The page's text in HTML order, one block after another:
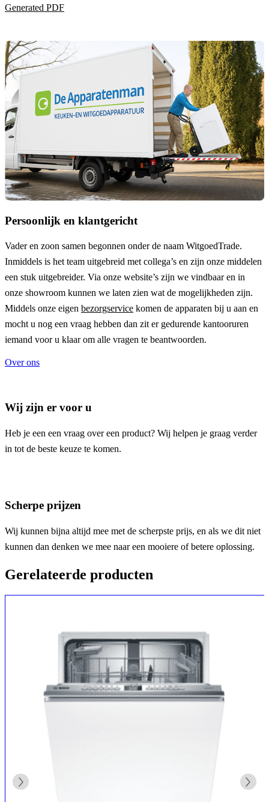
Generated PDF
Persoonlijk en klantgericht
Vader en zoon samen begonnen onder de naam WitgoedTrade.
Inmiddels is het team uitgebreid met collega’s en zijn onze middelen
een stuk uitgebreider. Via onze website’s zijn we vindbaar en in
onze showroom kunnen we laten zien wat de mogelijkheden zijn.
Middels onze eigen bezorgservice komen de apparaten bij u aan en
mocht u nog een vraag hebben dan zit er gedurende kantooruren
iemand voor u klaar om alle vragen te beantwoorden.
Over ons
Wij zijn er voor u
Heb je een een vraag over een product? Wij helpen je graag verder
in tot de beste keuze te komen.
Scherpe prijzen
Wij kunnen bijna altijd mee met de scherpste prijs, en als we dit niet
kunnen dan denken we mee naar een mooiere of betere oplossing.
Gerelateerde producten